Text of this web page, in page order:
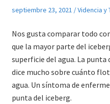
Posted
septiembre 23, 2021
Posted
Videncia y
Nos gusta comparar todo
que la mayor parte del
superficie del agua. La punta
dice mucho sobre cuánto
agua. Un síntoma de
punta del iceberg.